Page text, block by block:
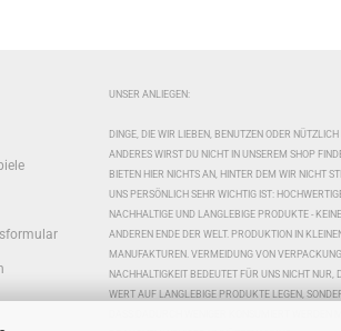
UNSER ANLIEGEN:
DINGE, DIE WIR LIEBEN, BENUTZEN ODER
ANDERES WIRST DU NICHT IN UNSEREM SHOP
BIETEN HIER NICHTS AN, HINTER DEM WIR NICHT
UNS PERSÖNLICH SEHR WICHTIG IST:
NACHHALTIGE UND LANGLEBIGE PRODUKTE -
ANDEREN ENDE DER WELT. PRODUKTION IN
MANUFAKTUREN. VERMEIDUNG VON
NACHHALTIGKEIT BEDEUTET FÜR UNS NICHT NUR,
WERT AUF LANGLEBIGE PRODUKTE LEGEN,